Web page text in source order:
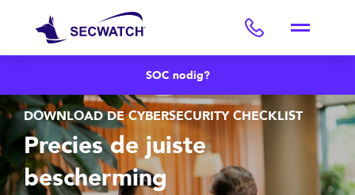
SOC nodig?
DOWNLOAD DE CYBERSECURITY CHECKLIST
Precies de juiste
bescherming